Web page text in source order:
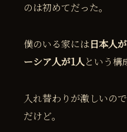
のは初めてだった。
僕のいる家には日本人
ーシア人が1人という構
入れ替わりが激しいの
だけど。